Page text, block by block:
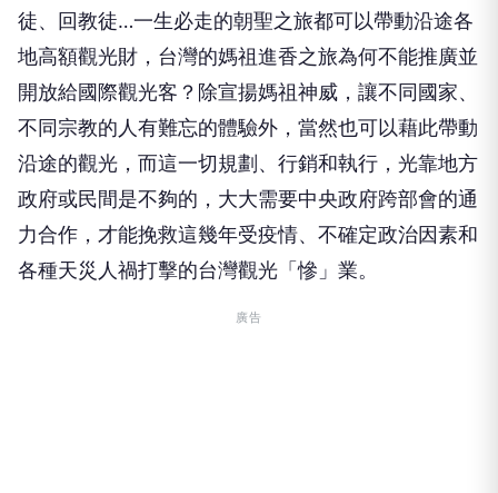
徒、回教徒…一生必走的朝聖之旅都可以帶動沿途各
地高額觀光財，台灣的媽祖進香之旅為何不能推廣並
開放給國際觀光客？除宣揚媽祖神威，讓不同國家、
不同宗教的人有難忘的體驗外，當然也可以藉此帶動
沿途的觀光，而這一切規劃、行銷和執行，光靠地方
政府或民間是不夠的，大大需要中央政府跨部會的通
力合作，才能挽救這幾年受疫情、不確定政治因素和
各種天災人禍打擊的台灣觀光「慘」業。
廣告